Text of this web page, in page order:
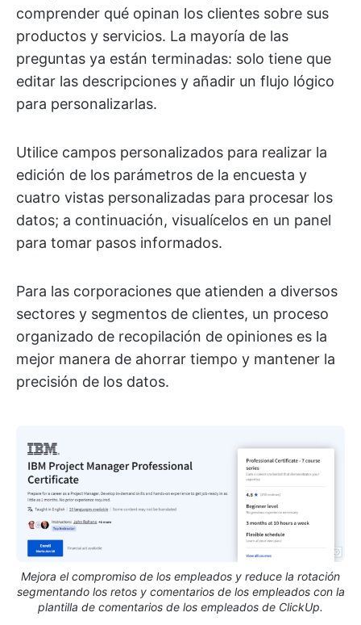
comprender qué opinan los clientes sobre sus
productos y servicios. La mayoría de las
preguntas ya están terminadas: solo tiene que
editar las descripciones y añadir un flujo lógico
para personalizarlas.
Utilice campos personalizados para realizar la
edición de los parámetros de la encuesta y
cuatro vistas personalizadas para procesar los
datos; a continuación, visualícelos en un panel
para tomar pasos informados.
Para las corporaciones que atienden a diversos
sectores y segmentos de clientes, un proceso
organizado de recopilación de opiniones es la
mejor manera de ahorrar tiempo y mantener la
precisión de los datos.
Mejora el compromiso de los empleados y reduce la rotación
segmentando los retos y comentarios de los empleados con la
plantilla de comentarios de los empleados de ClickUp.